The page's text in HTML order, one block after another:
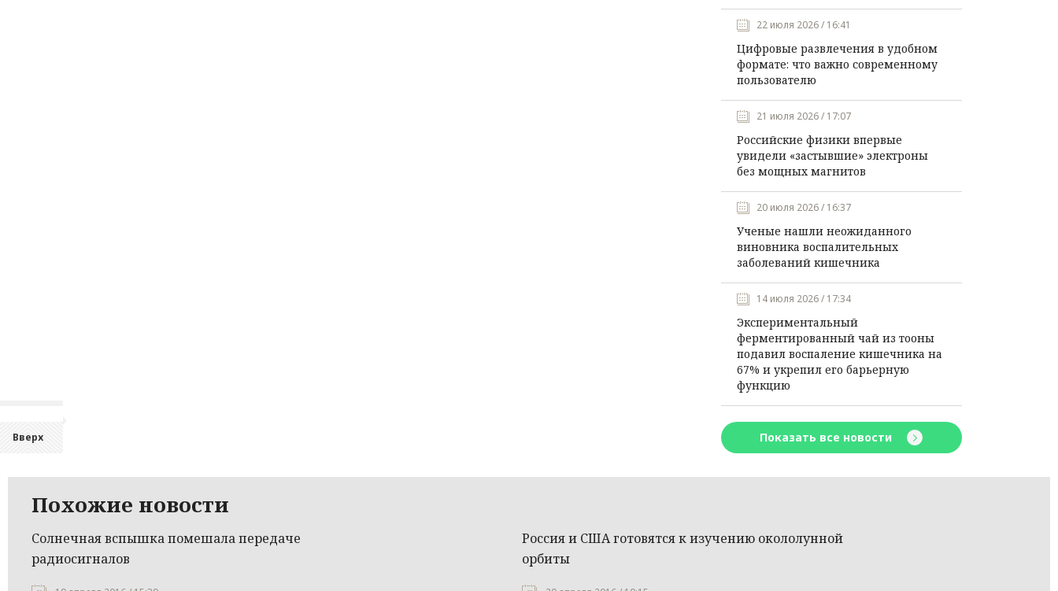
Вверх
22 июля 2026 / 16:41
Цифровые развлечения в удобном
формате: что важно современному
пользователю
21 июля 2026 / 17:07
Российские физики впервые
увидели «застывшие» электроны
без мощных магнитов
20 июля 2026 / 16:37
Ученые нашли неожиданного
виновника воспалительных
заболеваний кишечника
14 июля 2026 / 17:34
Экспериментальный
ферментированный чай из тооны
подавил воспаление кишечника на
67% и укрепил его барьерную
функцию
Показать все новости
Похожие новости
Солнечная вспышка помешала передаче
радиосигналов
Россия и США готовятся к изучению окололунной
орбиты